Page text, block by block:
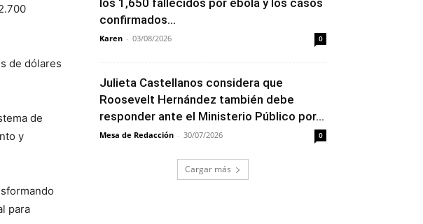
de dólares
de
y
para
los 1,650 fallecidos por ébola y los casos
confirmados...
Karen - 03/08/2026 0
Julieta Castellanos considera que
Roosevelt Hernández también debe
responder ante el Ministerio Público por...
Mesa de Redacción - 30/07/2026 0
Cargar más